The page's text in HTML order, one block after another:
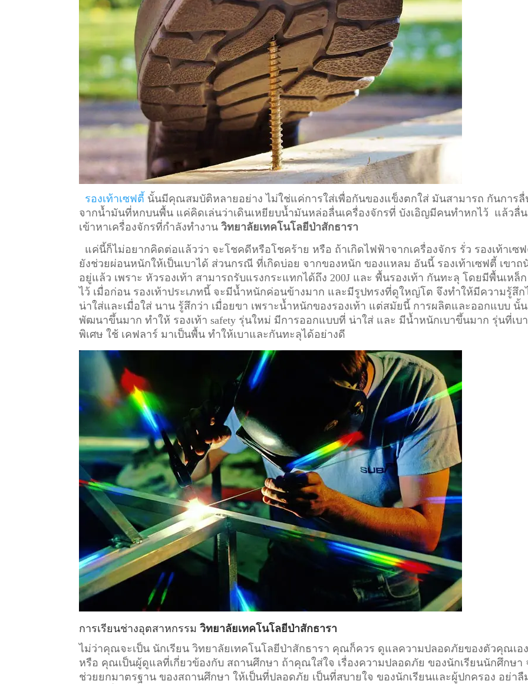
รองเท้าเซฟตี้ นั้นมีคุณสมบัติหลายอย่าง ไม่ใช่แค่การใส่เพื่อกันของแข็งตกใส่ มันสามารถ กันการลื่
จากน้ำมันที่หกบนพื้น แค่คิดเล่นว่าเดินเหยียบน้ำมันหล่อลื่นเครื่องจักรที่ บังเอิญมีคนทำหกไว้ แล้วลื่น
เข้าหาเครื่องจักรที่กำลังทำงานวิทยาลัยเทคโนโลยีป่าสักธารา
แค่นี้ก็ไม่อยากคิดต่อแล้วว่า จะโชคดีหรือโชคร้าย หรือ ถ้าเกิดไฟฟ้าจากเครื่องจักร รั่ว รองเท้าเซ
ยังช่วยผ่อนหนักให้เป็นเบาได้ ส่วนกรณี ที่เกิดบ่อย จากของหนัก ของแหลม อันนี้ รองเท้าเซฟตี้ เขาถ
อยู่แล้ว เพราะ หัวรองเท้า สามารถรับแรงกระแทกได้ถึง 200J และ พื้นรองเท้า กันทะลุ โดยมีพื้นเหล็
ไว้ เมื่อก่อน รองเท้าประเภทนี้ จะมีน้ำหนักค่อนข้างมาก และมีรูปทรงที่ดูใหญ่โต จึงทำให้มีความรู้สึก
น่าใส่และเมื่อใส่ นาน รู้สึกว่า เมื่อยขา เพราะน้ำหนักของรองเท้า แต่สมัยนี้ การผลิตและออกแบบ นั้น
พัฒนาขึ้นมาก ทำให้ รองเท้า safety รุ่นใหม่ มีการออกแบบที่ น่าใส่ และ มีน้ำหนักเบาขึ้นมาก รุ่นที่เบา
พิเศษ ใช้ เคฟลาร์ มาเป็นพื้น ทำให้เบาและกันทะลุได้อย่างดี
การเรียนช่างอุตสาหกรรม วิทยาลัยเทคโนโลยีป่าสักธารา
ไม่ว่าคุณจะเป็น นักเรียน วิทยาลัยเทคโนโลยีป่าสักธารา คุณก็ควร ดูแลความปลอดภัยของตัวคุณเอ
หรือ คุณเป็นผู้ดูแลที่เกี่ยวข้องกับ สถานศึกษา ถ้าคุณใส่ใจ เรื่องความปลอดภัย ของนักเรียนนักศึกษา
ช่วยยกมาตรฐาน ของสถานศึกษา ให้เป็นที่ปลอดภัย เป็นที่สบายใจ ของนักเรียนและผู้ปกครอง อย่าลื